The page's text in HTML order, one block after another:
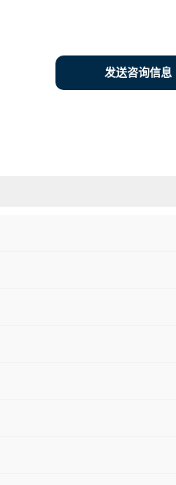
发送咨询信息